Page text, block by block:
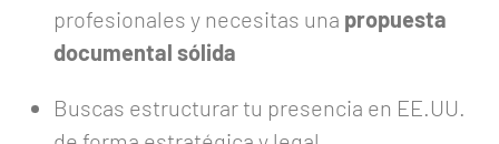
profesionales y necesitas una propuesta
documental sólida
Buscas estructurar tu presencia en EE.UU.